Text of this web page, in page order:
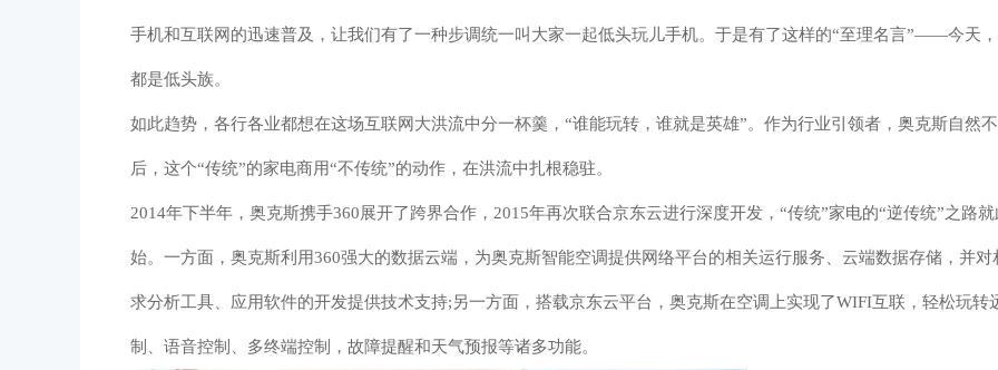
手机和互联网的迅速普及，让我们有了一种步调统一叫大家一起低头玩儿手机。于是有了这样的“至理名言”——今天
都是低头族。
如此趋势，各行各业都想在这场互联网大洪流中分一杯羹，“谁能玩转，谁就是英雄”。作为行业引领者，奥克斯自然
后，这个“传统”的家电商用“不传统”的动作，在洪流中扎根稳驻。
2014年下半年，奥克斯携手360展开了跨界合作，2015年再次联合京东云进行深度开发，“传统”家电的“逆传统”之路
始。一方面，奥克斯利用360强大的数据云端，为奥克斯智能空调提供网络平台的相关运行服务、云端数据存储，并对
求分析工具、应用软件的开发提供技术支持;另一方面，搭载京东云平台，奥克斯在空调上实现了WIFI互联，轻松玩转
制、语音控制、多终端控制，故障提醒和天气预报等诸多功能。